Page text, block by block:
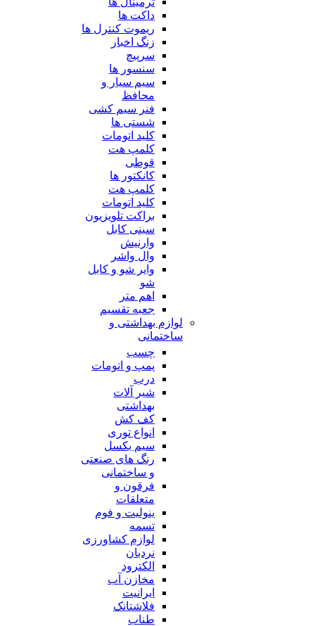
داکت ها
ریموت کنترل ها
زنگ اخبار
سرپیچ
سنسور ها
سیم سیار و
محافظ
فنر سیم کشی
شستی ها
کلید اتومات
کلمپ هت
قوطی
کانکتور ها
کلمپ هت
کلید اتومات
براکت تلویزیون
سینی کابل
وارنیش
وال واشر
وایر شو و کابل
شو
اهم متر
جعبه تقسیم
لوازم بهداشتی و
ساختمانی
چسب
پمپ و اتومات
درب
شیر آلات
بهداشتی
کف کش
انواع توری
سیم بکسل
رنگ های صنعتی
و ساختمانی
فرقون و
متعلقات
ینولیت و فوم
تسمه
لوازم کشاورزی
نردبان
الکترود
مخازن آب
ایرانیت
فلاشتانک
طناب